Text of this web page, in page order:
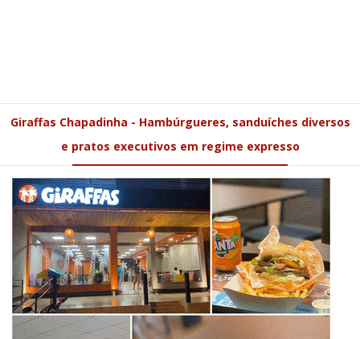
Giraffas Chapadinha - Hambúrgueres, sanduíches diversos
e pratos executivos em regime expresso